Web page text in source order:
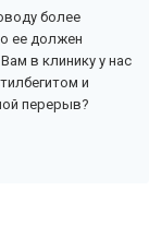
более
ее должен
в клинику у нас
и
перерыв?